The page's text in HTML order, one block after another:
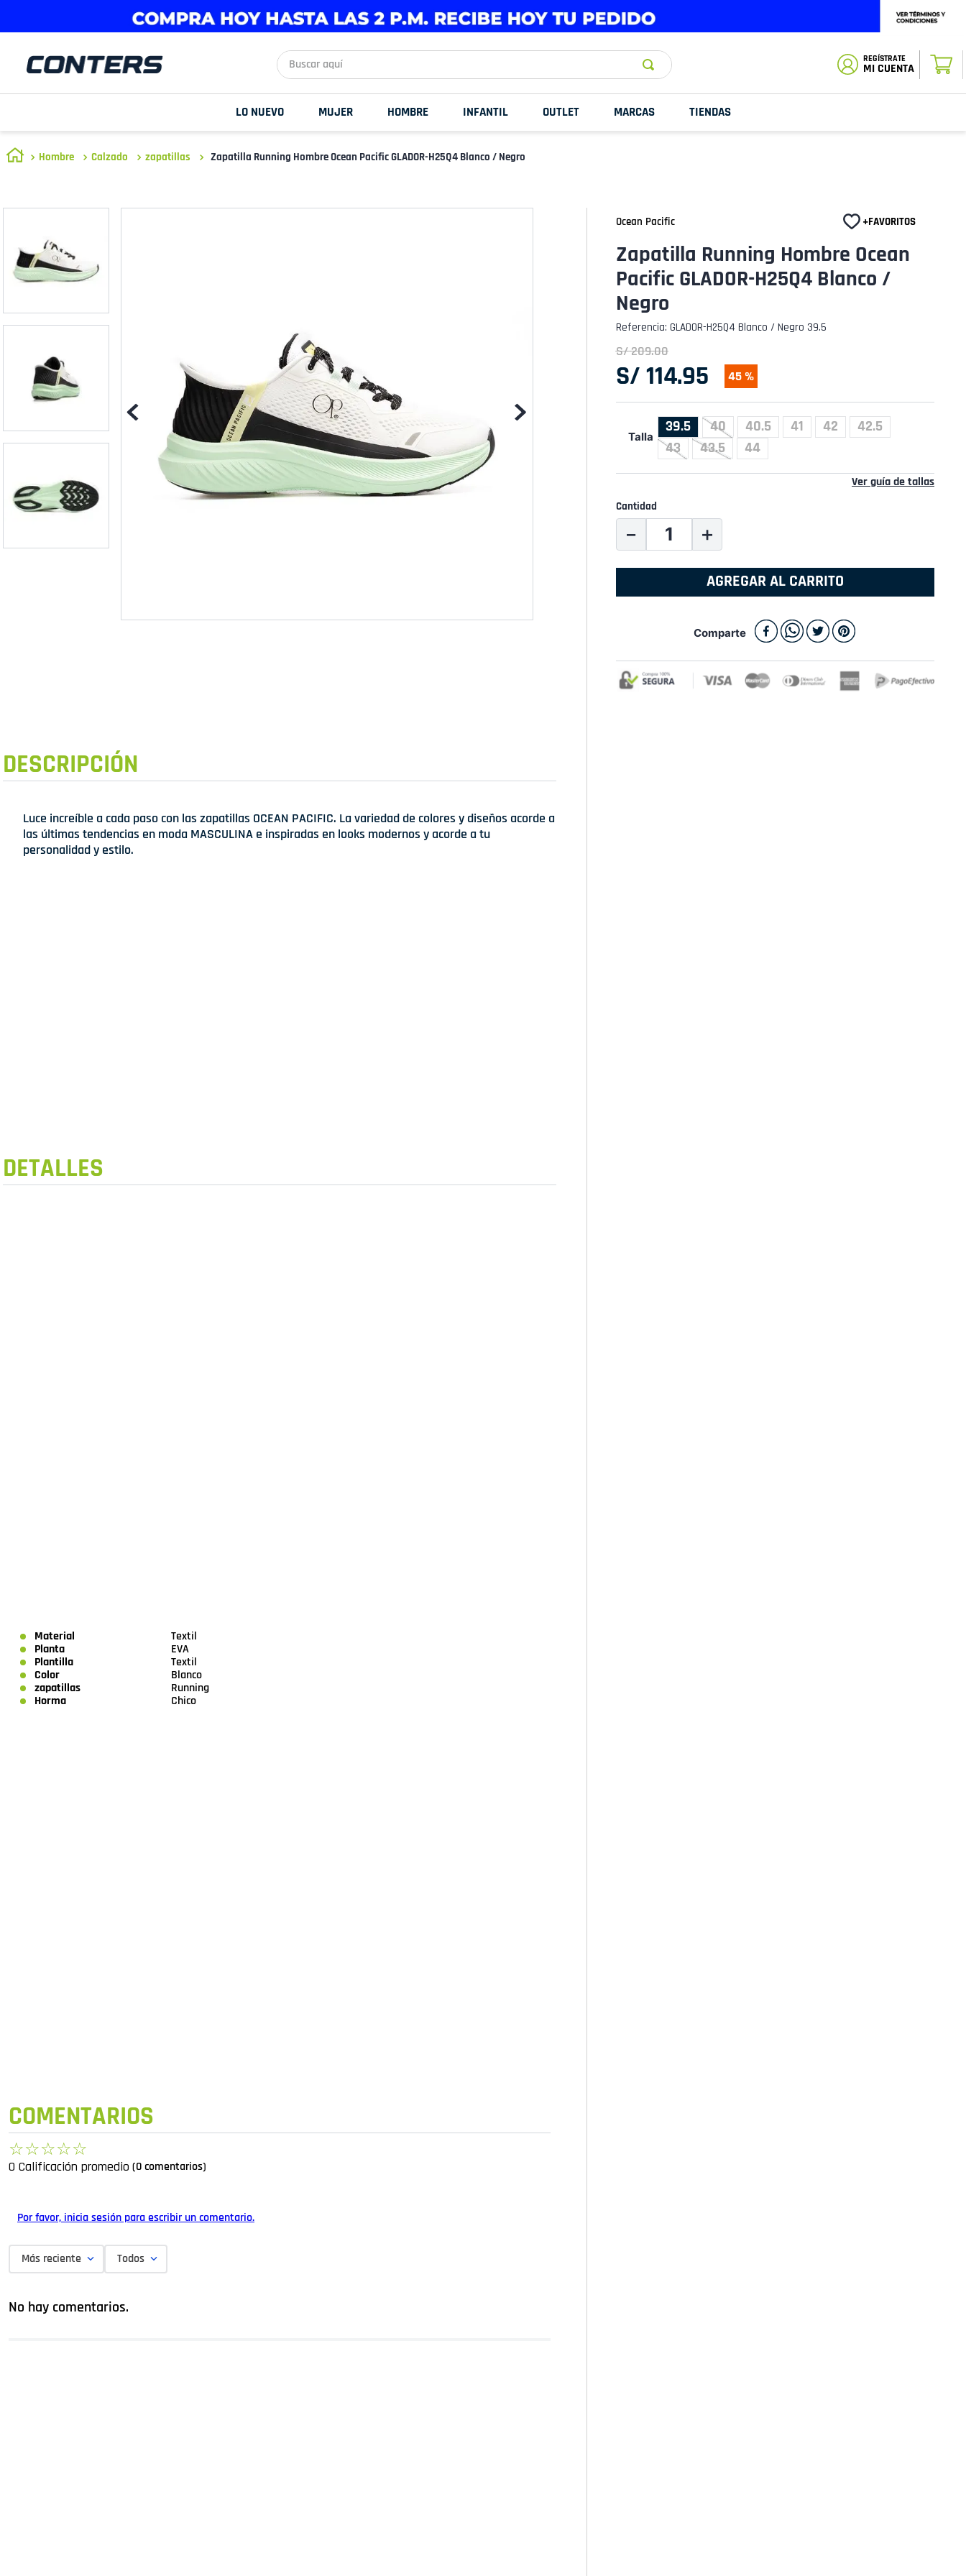
Buscar aquí
MI CUENTA
LO NUEVO MUJER HOMBRE INFANTIL OUTLET MARCAS TIENDAS
Hombre Calzado zapatillas Zapatilla Running Hombre Ocean Pacific GLADOR-H25Q4 Blanco / Negro
DESCRIPCIÓN
Luce increíble a cada paso con las zapatillas OCEAN PACIFIC. La variedad de colores y diseños acorde a
las últimas tendencias en moda MASCULINA e inspiradas en looks modernos y acorde a tu
personalidad y estilo.
DETALLES
Material
Textil
Planta
EVA
Plantilla
Textil
Color
Blanco
zapatillas
Running
Horma
Chico
COMENTARIOS
☆☆☆☆☆
0 Calificación promedio (0 comentarios)
Por favor, inicia sesión para escribir un comentario.
Más reciente Todos
No hay comentarios.
Ocean Pacific
Zapatilla Running Hombre Ocean
Pacific GLADOR-H25Q4 Blanco /
Negro
Referencia: GLADOR-H25Q4 Blanco / Negro 39.5
S/209.00
S/ 114.95 45 %
Talla
39.5 40 40.5 41 42
42.5
43
43.5 44
Ver guía de tallas
Cantidad
＋
－
AGREGAR AL CARRITO
Comparte